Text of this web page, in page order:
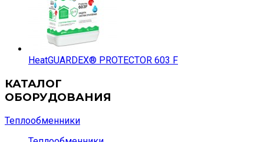
HeatGUARDEX® PROTECTOR 603 F
КАТАЛОГ
ОБОРУДОВАНИЯ
Теплообменники